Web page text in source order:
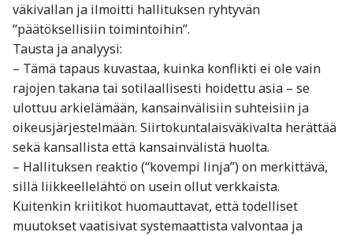
väkivallan ja ilmoitti hallituksen ryhtyvän
“päätöksellisiin toimintoihin”.
Tausta ja analyysi:
– Tämä tapaus kuvastaa, kuinka konflikti ei ole vain
rajojen takana tai sotilaallisesti hoidettu asia – se
ulottuu arkielämään, kansainvälisiin suhteisiin ja
oikeusjärjestelmään. Siirtokuntalaisväkivalta herättää
sekä kansallista että kansainvälistä huolta.
– Hallituksen reaktio (“kovempi linja”) on merkittävä,
sillä liikkeellelähtö on usein ollut verkkaista.
Kuitenkin kriitikot huomauttavat, että todelliset
muutokset vaatisivat systemaattista valvontaa ja